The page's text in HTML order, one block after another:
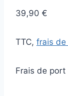
39,90 €
TTC, frais de
Frais de